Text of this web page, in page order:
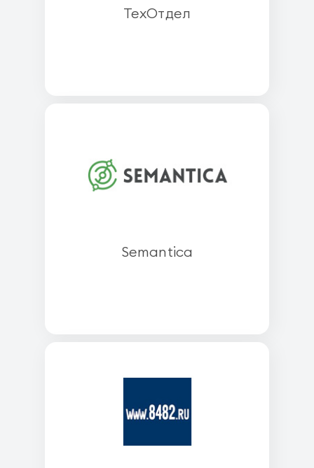
ТехОтдел
Semantica